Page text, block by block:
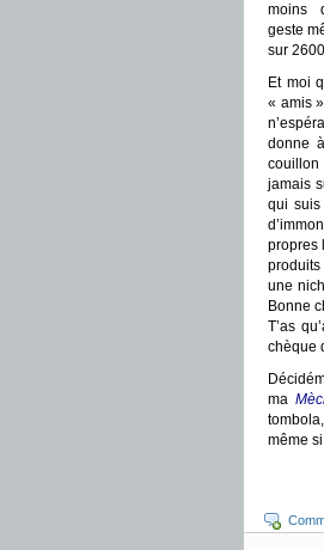
moins
geste
sur
Et moi
« amis
donne
couillon
jamais
qui suis
propres
produits
une
Bonne
T’as
chèque
ma
même